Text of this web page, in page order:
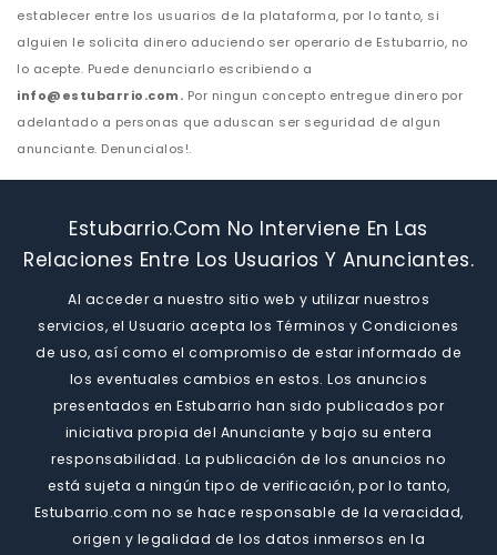
establecer entre los usuarios de la plataforma, por lo tanto, si
alguien le solicita dinero aduciendo ser operario de Estubarrio, no
lo acepte. Puede denunciarlo escribiendo a
info@estubarrio.com. Por ningun concepto entregue dinero por
adelantado a personas que aduscan ser seguridad de algun
anunciante. Denuncialos!.
Estubarrio.com No Interviene En Las
Relaciones Entre Los Usuarios Y Anunciantes.
Al acceder a nuestro sitio web y utilizar nuestros
servicios, el Usuario acepta los Términos y Condiciones
de uso, así como el compromiso de estar informado de
los eventuales cambios en estos. Los anuncios
presentados en Estubarrio han sido publicados por
iniciativa propia del Anunciante y bajo su entera
responsabilidad. La publicación de los anuncios no
está sujeta a ningún tipo de verificación, por lo tanto,
Estubarrio.com no se hace responsable de la veracidad,
origen y legalidad de los datos inmersos en la